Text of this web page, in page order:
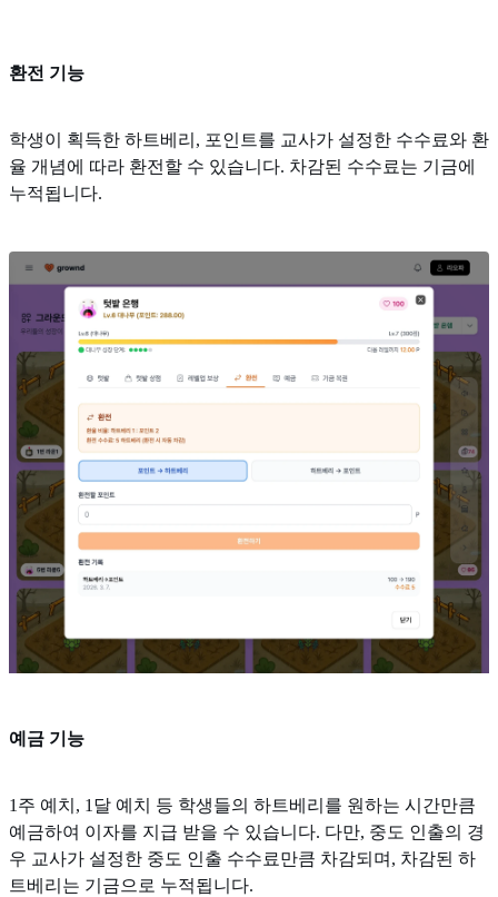
환전 기능
학생이 획득한 하트베리, 포인트를 교사가 설정한 수수료와 환
율 개념에 따라 환전할 수 있습니다. 차감된 수수료는 기금에
누적됩니다.
예금 기능
1주 예치, 1달 예치 등 학생들의 하트베리를 원하는 시간만큼
예금하여 이자를 지급 받을 수 있습니다. 다만, 중도 인출의 경
우 교사가 설정한 중도 인출 수수료만큼 차감되며, 차감된 하
트베리는 기금으로 누적됩니다.